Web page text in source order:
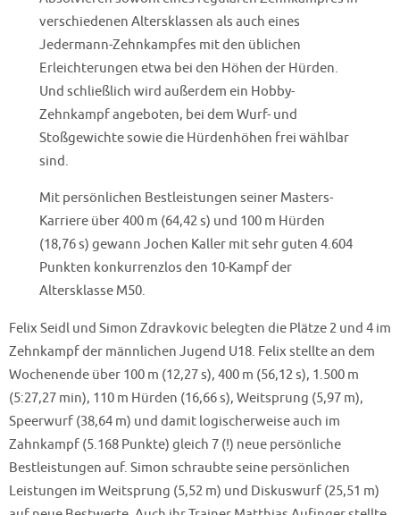
verschiedenen Altersklassen als auch eines
Jedermann-Zehnkampfes mit den üblichen
Erleichterungen etwa bei den Höhen der Hürden.
Und schließlich wird außerdem ein Hobby-
Zehnkampf angeboten, bei dem Wurf- und
Stoßgewichte sowie die Hürdenhöhen frei wählbar
sind.
Mit persönlichen Bestleistungen seiner Masters-
Karriere über 400 m (64,42 s) und 100 m Hürden
(18,76 s) gewann Jochen Kaller mit sehr guten 4.604
Punkten konkurrenzlos den 10-Kampf der
Altersklasse M50.
Felix Seidl und Simon Zdravkovic belegten die Plätze 2 und 4 im
Zehnkampf der männlichen Jugend U18. Felix stellte an dem
Wochenende über 100 m (12,27 s), 400 m (56,12 s), 1.500 m
(5:27,27 min), 110 m Hürden (16,66 s), Weitsprung (5,97 m),
Speerwurf (38,64 m) und damit logischerweise auch im
Zahnkampf (5.168 Punkte) gleich 7 (!) neue persönliche
Bestleistungen auf. Simon schraubte seine persönlichen
Leistungen im Weitsprung (5,52 m) und Diskuswurf (25,51 m)